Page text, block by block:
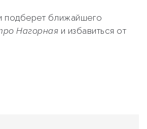
подберет ближайшего
Нагорная и избавиться от